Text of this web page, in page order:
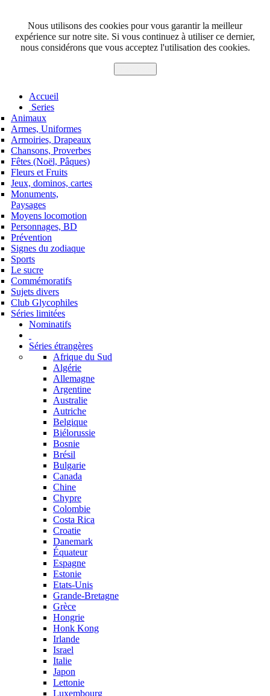
Nous utilisons des cookies pour vous garantir la meilleur
expérience sur notre site. Si vous continuez à utiliser ce dernier,
nous considérons que vous acceptez l'utilisation des cookies.
Accueil
Series
Animaux
Armes, Uniformes
Armoiries, Drapeaux
Chansons, Proverbes
Fêtes (Noël, Pâques)
Fleurs et Fruits
Jeux, dominos, cartes
Monuments,
Paysages
Moyens locomotion
Personnages, BD
Prévention
Signes du zodiaque
Sports
Le sucre
Commémoratifs
Sujets divers
Club Glycophiles
Séries limitées
Nominatifs
Séries étrangères
Afrique du Sud
Algérie
Allemagne
Argentine
Australie
Autriche
Belgique
Biélorussie
Bosnie
Brésil
Bulgarie
Canada
Chine
Chypre
Colombie
Costa Rica
Croatie
Danemark
Équateur
Espagne
Estonie
Etats-Unis
Grande-Bretagne
Grèce
Hongrie
Honk Kong
Irlande
Israel
Italie
Japon
Lettonie
Luxembourg